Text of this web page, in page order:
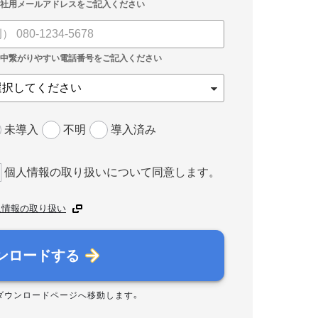
未導入 不明 導入済み
個人情報の取り扱いについて同意します。
報の取り扱い
ロードする
ウンロードページへ移動します。